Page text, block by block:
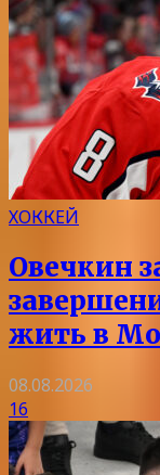
ХОККЕЙ
Овечкин
жить в
08.08.2026
16